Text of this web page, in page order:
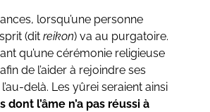
lorsqu’une personne
(ditreikon) va au purgatoire.
qu’une cérémonie religieuse
de l’aider à rejoindre ses
delà. Les yûrei seraient ainsi
dont l’âme n’a pas réussi à